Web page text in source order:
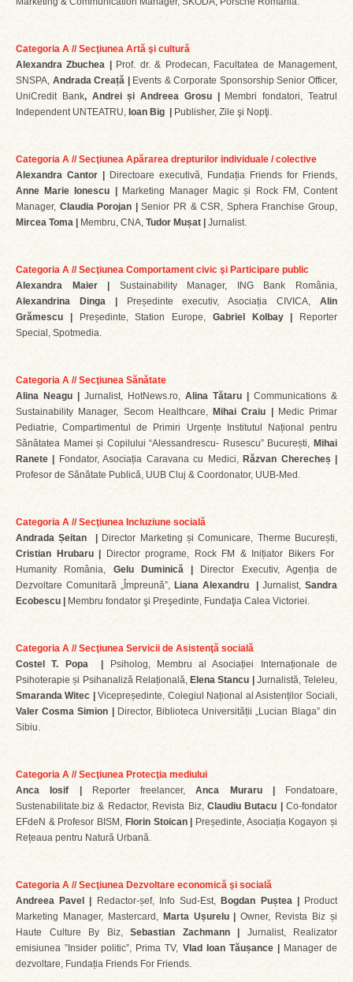
Categoria A // Secţiunea Artă şi cultură
Alexandra Zbuchea |
Prof. dr. & Prodecan, Facultatea de Management,
SNSPA, Andrada Creață |
Events & Corporate Sponsorship Senior Officer,
UniCredit Bank, Andrei și Andreea Grosu |
Membri fondatori, Teatrul
Independent UNTEATRU, Ioan Big | Publisher, Zile şi Nopţi.
Categoria A // Secţiunea Apărarea drepturilor individuale / colective
Alexandra Cantor |
Directoare executivă, Fundația Friends for Friends,
Anne Marie Ionescu |
Marketing Manager Magic și Rock FM, Content
Manager, Claudia Porojan |Senior PR & CSR, Sphera Franchise Group,
Mircea Toma |
Membru, CNA, Tudor Mușat | Jurnalist.
Categoria A // Secţiunea Comportament civic şi Participare public
Alexandra Maier | Sustainability Manager, ING Bank România,
Alexandrina Dinga |
Președinte executiv, Asociația CIVICA, Alin
Grămescu |
Președinte, Station Europe, Gabriel Kolbay |
Reporter
Special, Spotmedia.
Categoria A // Secţiunea Sănătate
Alina Neagu | Jurnalist, HotNews.ro, Alina Tătaru | Communications &
Sustainability Manager, Secom Healthcare, Mihai Craiu |
Medic Primar
Pediatrie, Compartimentul de Primiri Urgențe Institutul Național pentru
Sănătatea Mamei și Copilului “Alessandrescu- Rusescu” București, Mihai
Ranete |
Fondator, Asociația Caravana cu Medici, Răzvan Cherecheș |
Profesor de Sănătate Publică, UUB Cluj & Coordonator, UUB-Med.
Categoria A // Secţiunea Incluziune socială
Andrada Șeitan |
Director Marketing și Comunicare, Therme București,
Cristian Hrubaru |
Director programe, Rock FM & Inițiator Bikers For
Humanity România, Gelu Duminică |
Director Executiv, Agenția de
Dezvoltare Comunitară „Împreună”,Liana Alexandru |Jurnalist, Sandra
Ecobescu |
Membru fondator şi Preşedinte, Fundaţia Calea Victoriei.
Categoria A // Secţiunea Servicii de Asistenţă socială
Costel T. Popa |
Psiholog, Membru al Asociației Internaționale de
Psihoterapie și Psihanaliză Relațională, Elena Stancu | Jurnalistă, Teleleu,
Smaranda Witec |Vicepreședinte, Colegiul Național al Asistenților Sociali,
Valer Cosma Simion |
Director, Biblioteca Universității „Lucian Blaga” din
Sibiu.
Categoria A // Secţiunea Protecţia mediului
Anca Iosif |
Reporter freelancer, Anca Muraru |
Fondatoare,
Sustenabilitate.biz & Redactor, Revista Biz, Claudiu Butacu | Co-fondator
EFdeN & Profesor BISM, Florin Stoican |
Președinte, Asociația Kogayon și
Rețeaua pentru Natură Urbană.
Categoria A // Secţiunea Dezvoltare economică şi socială
Andreea Pavel |
Redactor-șef, Info Sud-Est, Bogdan Puștea |
Product
Marketing Manager, Mastercard, Marta Ușurelu |Owner, Revista Biz și
Haute Culture By Biz,Sebastian Zachmann | Jurnalist, Realizator
emisiunea ”Insider politic”, Prima TV, Vlad Ioan Tăușance |
Manager de
dezvoltare, Fundația Friends For Friends.